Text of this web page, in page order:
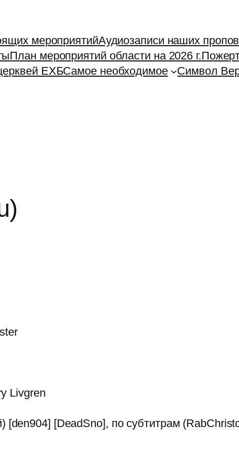
мероприятийАудиозаписи наших
План мероприятий области на 2026 г.
ЕХБСамое необходимое Символ
Livgren
[den904] [DeadSno], по субтитрам